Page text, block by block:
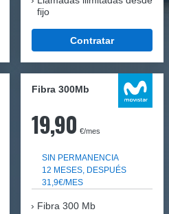
fijo
Contratar
Fibra 300Mb
19,90 €/mes
SIN PERMANENCIA
12 MESES, DESPUÉS
31,9€/MES
Fibra 300 Mb